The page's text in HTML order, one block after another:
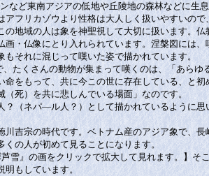
ンなど東南アジアの低地や丘陵地の森林などに生
アフリカゾウより性格は大人しく扱いやすいので
の地域の人は象を神聖視して大切に扱います。仏
画・仏像にとり入れられています。涅槃図には、
それに混じって嘆いた姿で描かれています。
たくさんの動物が集まって嘆くのは、「あらゆ
命をもって、共に今この世に存在している、と初
死）を共に悲しんでいる場面」なのです。
？（ネパ―ル人？）として描かれているように思
川吉宗の時代です。ベトナム産のアジア象で、長
くの人が初めて見ることになります。
雪』の画をクリックで拡大して見れます。】そ
もしています。